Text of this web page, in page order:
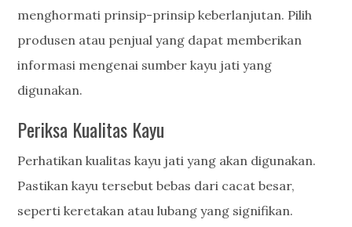
menghormati prinsip-prinsip keberlanjutan. Pilih
produsen atau penjual yang dapat memberikan
informasi mengenai sumber kayu jati yang
digunakan.
Periksa Kualitas Kayu
Perhatikan kualitas kayu jati yang akan digunakan.
Pastikan kayu tersebut bebas dari cacat besar,
seperti keretakan atau lubang yang signifikan.